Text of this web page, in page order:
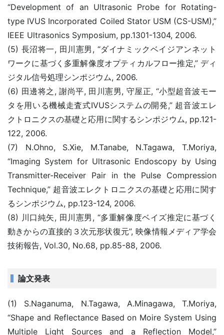
“Development of an Ultrasonic Probe for Rotating-
type IVUS Incorporated Coiled Stator USM (CS-USM),”
IEEE Ultrasonics Symposium, pp.1301-1304, 2006.
(5) 長沼将一, 田川憲男, “ダイナミックベイジアンネット
ワークに基づく多重解像度オプティカルフロー推定,” ディ
ジタル信号処理シンポジウム, 2006.
(6) 田邊将之, 謝尚平, 田川憲男, 守屋正, “小型超音波モー
タを用いる機械走査式IVUSシステムの開発,” 超音波エレ
クトロニクスの基礎と応用に関するシンポジウム, pp.121-
122, 2006.
(7) N.Ohno, S.Xie, M.Tanabe, N.Tagawa, T.Moriya,
“Imaging System for Ultrasonic Endoscopy by Using
Transmitter-Receiver Pair in the Pulse Compression
Technique,” 超音波エレクトロニクスの基礎と応用に関す
るシンポジウム, pp.123-124, 2006.
(8) 川口純矢, 田川憲男, “多重解像度ベイズ推定に基づく
動きからの直接的３次元形状復元”, 映像情報メディア学会
技術報告, Vol.30, No.68, pp.85-88, 2006.
論文発表
(1) S.Naganuma, N.Tagawa, A.Minagawa, T.Moriya,
“Shape and Reflectance Based on Moire System Using
Multiple Light Sources and a Reflection Model,”